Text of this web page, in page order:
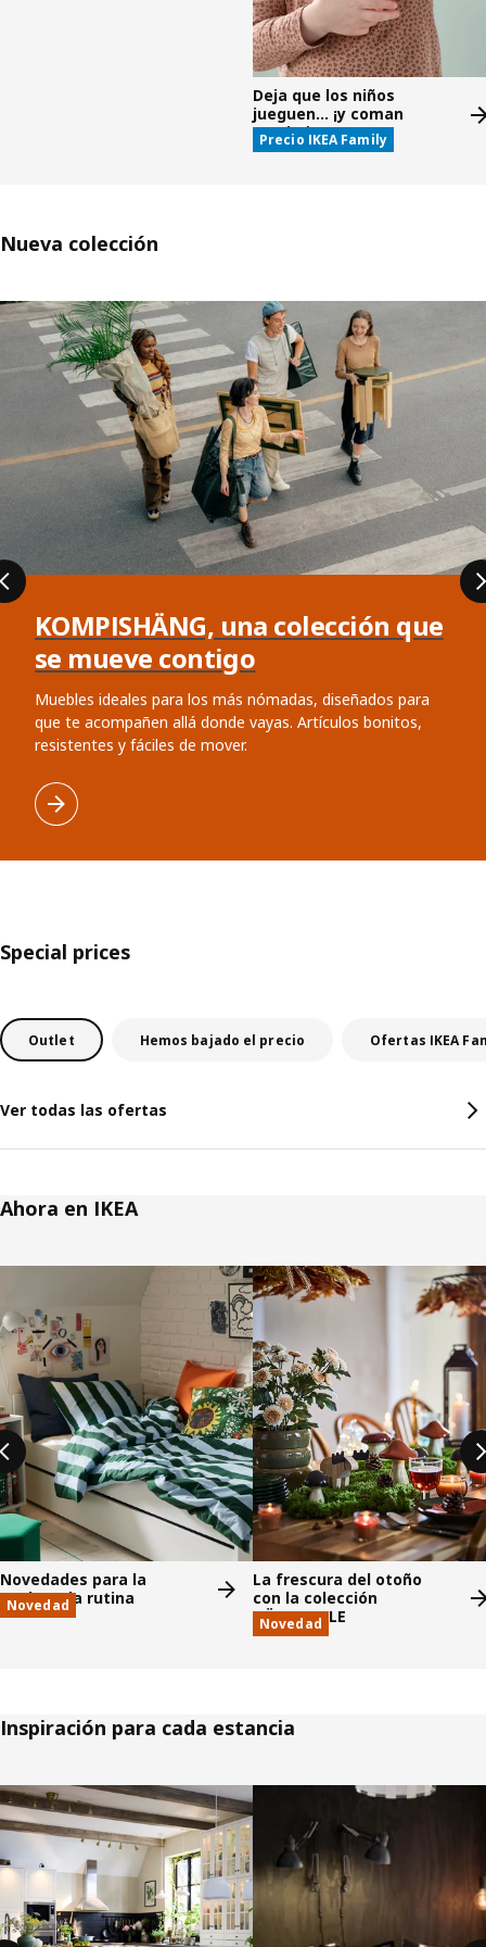
Deja que los niños
jueguen... ¡y coman
gratis!*
Precio IKEA Family
Nueva colección
Saltar listado
KOMPISHÄNG, una colección que
se mueve contigo
Muebles ideales para los más nómadas, diseñados para
que te acompañen allá donde vayas. Artículos bonitos,
resistentes y fáciles de mover.
Special prices
Outlet Hemos bajado el precio Ofertas IKEA
Ver todas las ofertas
Ahora en IKEA
Novedades para la
vuelta a la rutina
Novedad
La frescura del otoño
con la colección
HÖSTAGILLE
Novedad
Inspiración para cada estancia
Saltar listado